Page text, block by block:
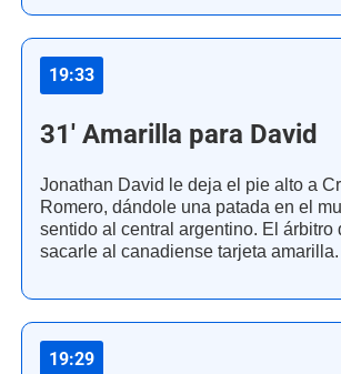
19:33
31' Amarilla para David
Jonathan David le deja el pie alto a
Romero, dándole una patada en el
sentido al central argentino. El árbitro
sacarle al canadiense tarjeta amarilla.
19:29